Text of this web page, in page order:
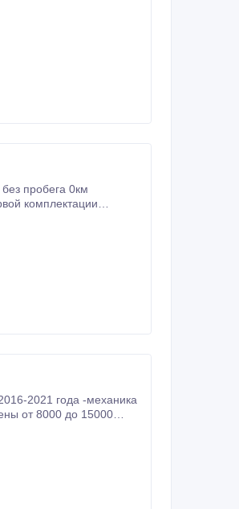
комплектации